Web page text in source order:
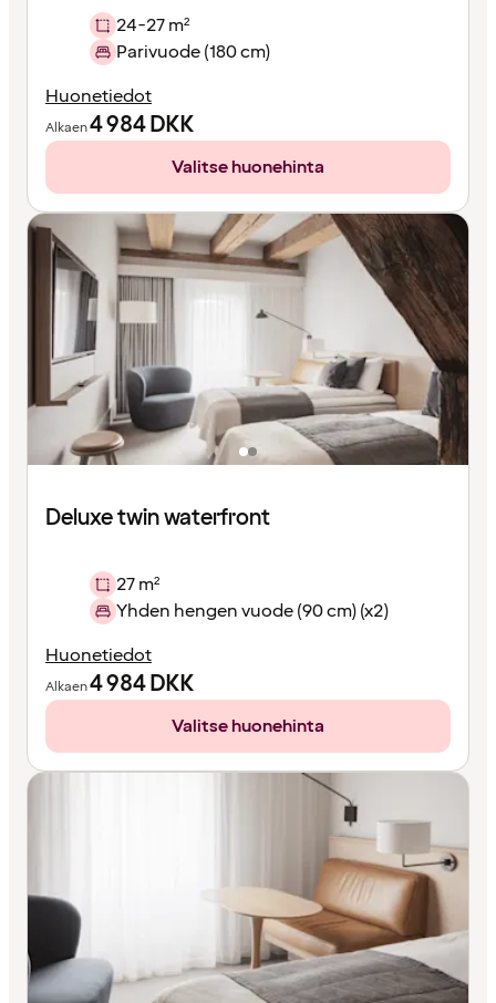
24-27 m²
Parivuode (180 cm)
Huonetiedot
Alkaen4 984DKK
Valitse huonehinta
Deluxe twin waterfront
27 m²
Yhden hengen vuode (90 cm) (x2)
Huonetiedot
Alkaen4 984DKK
Valitse huonehinta